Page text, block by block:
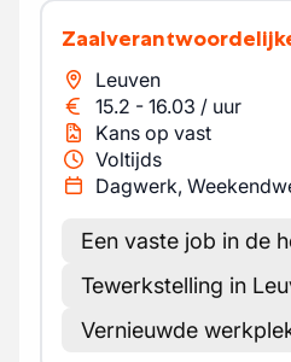
Leuven
15.2 - 16.03 / uur
Kans op vast
Voltijds
Dagwerk,
Een vaste job in de
Tewerkstelling in
Vernieuwde